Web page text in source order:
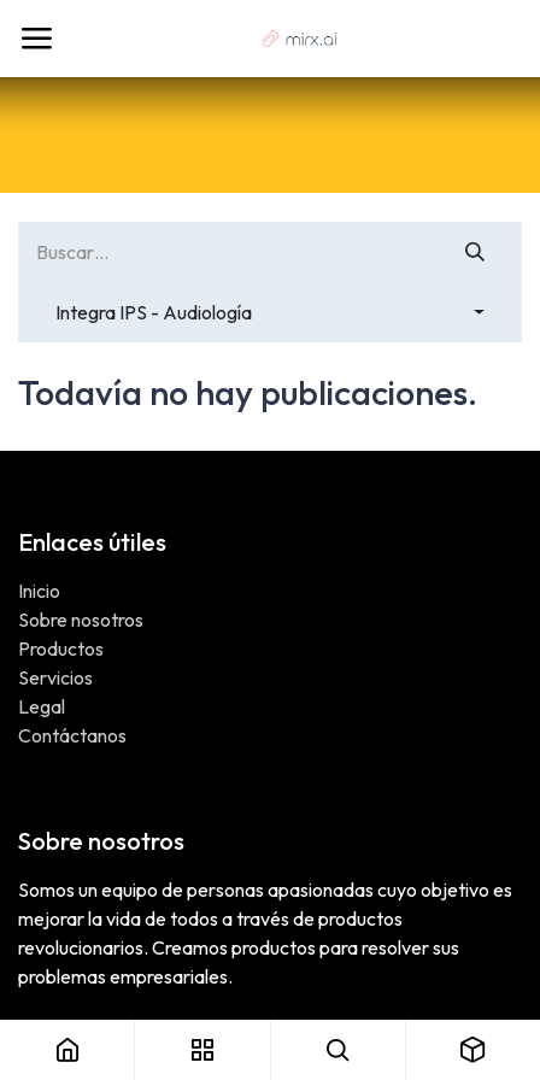
Integra IPS - Audiología
Todavía no hay publicaciones.
Enlaces útiles
Inicio
Sobre nosotros
Productos
Servicios
Legal
Contáctanos
Sobre nosotros
Somos un equipo de personas apasionadas cuyo objetivo es
mejorar la vida de todos a través de productos
revolucionarios. Creamos productos para resolver sus
problemas empresariales.
Estos productos están diseñados para pequeñas y medianas
empresas dispuestas a optimizar su rendimiento.